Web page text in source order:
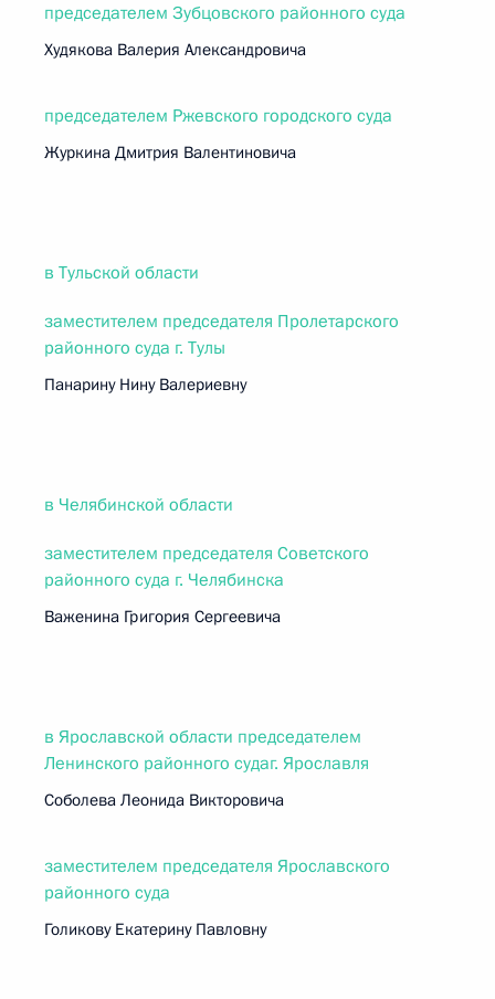
председателем Зубцовского районного суда
Худякова Валерия Александровича
председателем Ржевского городского суда
Журкина Дмитрия Валентиновича
в Тульской области
заместителем председателя Пролетарского
районного суда г. Тулы
Панарину Нину Валериевну
в Челябинской области
заместителем председателя Советского
районного суда г. Челябинска
Важенина Григория Сергеевича
в Ярославской области председателем
Ленинского районного судаг. Ярославля
Соболева Леонида Викторовича
заместителем председателя Ярославского
районного суда
Голикову Екатерину Павловну